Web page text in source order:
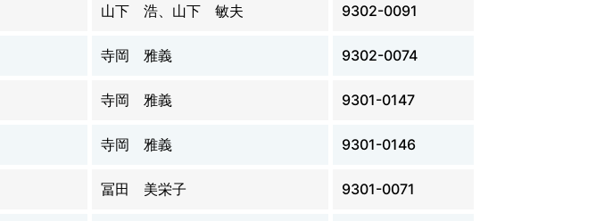
山下 浩、山下 敏夫 9302-0091
寺岡 雅義 9302-0074
寺岡 雅義 9301-0147
寺岡 雅義 9301-0146
冨田 美栄子 9301-0071